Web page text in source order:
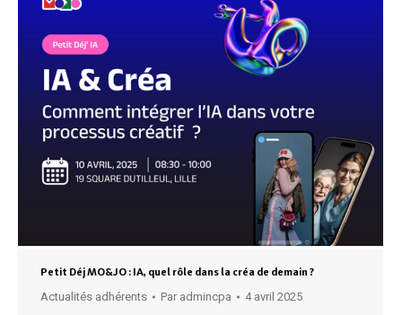
Petit Déj MO&JO : IA, quel rôle dans la créa de demain ?
Actualités adhérents Par admincpa 4 avril 2025